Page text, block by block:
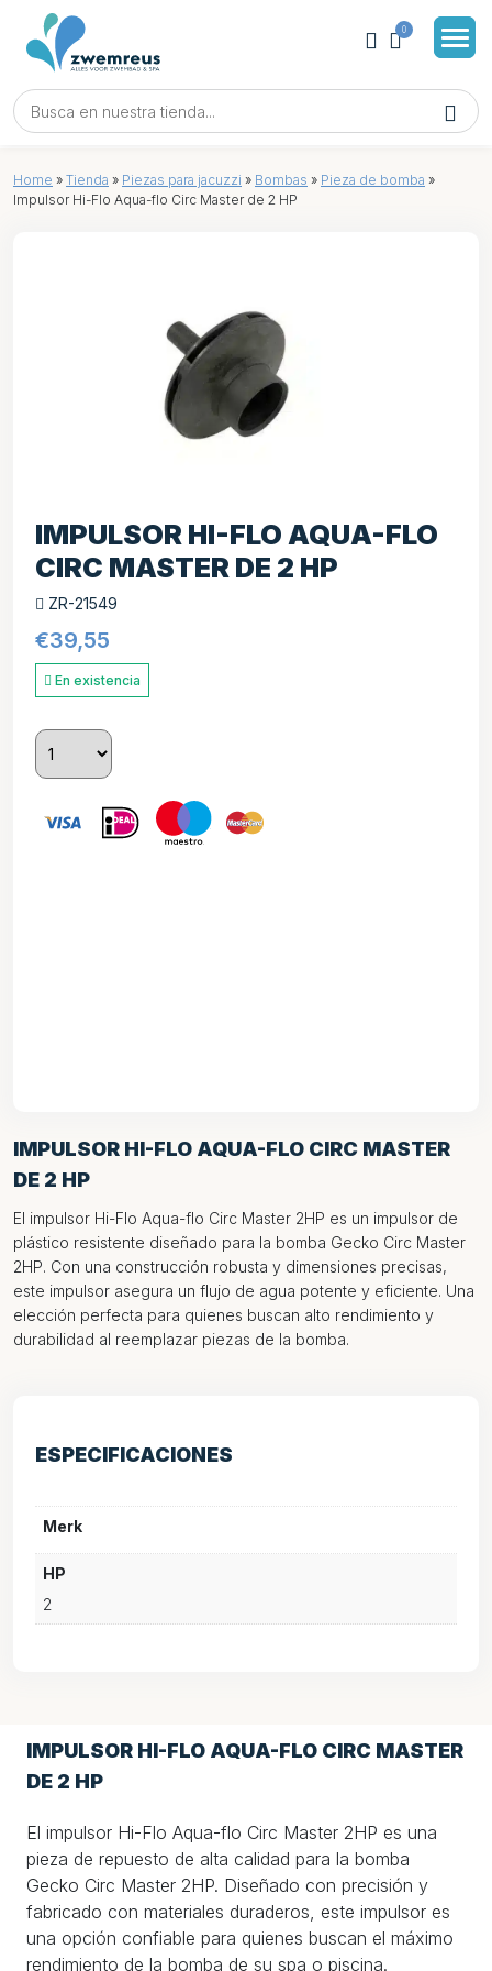
0
Home » Tienda » Piezas para jacuzzi » Bombas » Pieza de bomba »
Impulsor Hi-Flo Aqua-flo Circ Master de 2 HP
IMPULSOR HI-FLO AQUA-FLO CIRC MASTER
DE 2 HP
El impulsor Hi-Flo Aqua-flo Circ Master 2HP es un impulsor de
plástico resistente diseñado para la bomba Gecko Circ Master
2HP. Con una construcción robusta y dimensiones precisas,
este impulsor asegura un flujo de agua potente y eficiente. Una
elección perfecta para quienes buscan alto rendimiento y
durabilidad al reemplazar piezas de la bomba.
ESPECIFICACIONES
Merk
HP
2
IMPULSOR HI-FLO AQUA-FLO
CIRC MASTER DE 2 HP
ZR-21549
€39,55
En existencia
IMPULSOR HI-FLO AQUA-FLO CIRC MASTER
DE 2 HP
El impulsor Hi-Flo Aqua-flo Circ Master 2HP es una
pieza de repuesto de alta calidad para la bomba
Gecko Circ Master 2HP. Diseñado con precisión y
fabricado con materiales duraderos, este impulsor es
una opción confiable para quienes buscan el máximo
rendimiento de la bomba de su spa o piscina.